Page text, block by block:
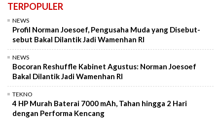
TERPOPULER
NEWS
Profil Norman Joesoef, Pengusaha Muda yang Disebut-
sebut Bakal Dilantik Jadi Wamenhan RI
NEWS
Bocoran Reshuffle Kabinet Agustus: Norman Joesoef
Bakal Dilantik Jadi Wamenhan RI
TEKNO
4 HP Murah Baterai 7000 mAh, Tahan hingga 2 Hari
dengan Performa Kencang